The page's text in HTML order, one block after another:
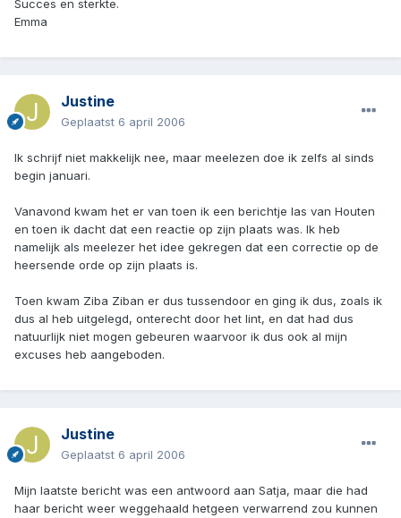
Succes en sterkte.
Emma
Justine
Geplaatst 6 april 2006
Ik schrijf niet makkelijk nee, maar meelezen doe ik zelfs al sinds
begin januari.
Vanavond kwam het er van toen ik een berichtje las van Houten
en toen ik dacht dat een reactie op zijn plaats was. Ik heb
namelijk als meelezer het idee gekregen dat een correctie op de
heersende orde op zijn plaats is.
Toen kwam Ziba Ziban er dus tussendoor en ging ik dus, zoals ik
dus al heb uitgelegd, onterecht door het lint, en dat had dus
natuurlijk niet mogen gebeuren waarvoor ik dus ook al mijn
excuses heb aangeboden.
Justine
Geplaatst 6 april 2006
Mijn laatste bericht was een antwoord aan Satja, maar die had
haar bericht weer weggehaald hetgeen verwarrend zou kunnen